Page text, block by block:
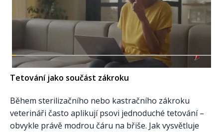
Tetování jako součást zákroku
Během sterilizačního nebo kastračního zákroku
veterináři často aplikují psovi jednoduché tetování –
obvykle právě modrou čáru na břiše. Jak vysvětluje